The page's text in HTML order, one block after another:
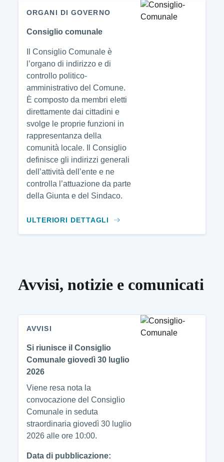
ORGANI DI GOVERNO
Consiglio comunale
Il Consiglio Comunale è
l’organo di indirizzo e di
controllo politico-
amministrativo del Comune.
È composto da membri eletti
direttamente dai cittadini e
svolge le proprie funzioni in
rappresentanza della
comunità locale. Il Consiglio
definisce gli indirizzi generali
dell’attività dell’ente e ne
controlla l’attuazione da parte
della Giunta e del Sindaco.
ULTERIORI DETTAGLI
Avvisi, notizie e comunicati
AVVISI
Si riunisce il Consiglio
Comunale giovedì 30 luglio
2026
Viene resa nota la
convocazione del Consiglio
Comunale in seduta
straordinaria giovedì 30 luglio
2026 alle ore 10:00.
Data di pubblicazione: